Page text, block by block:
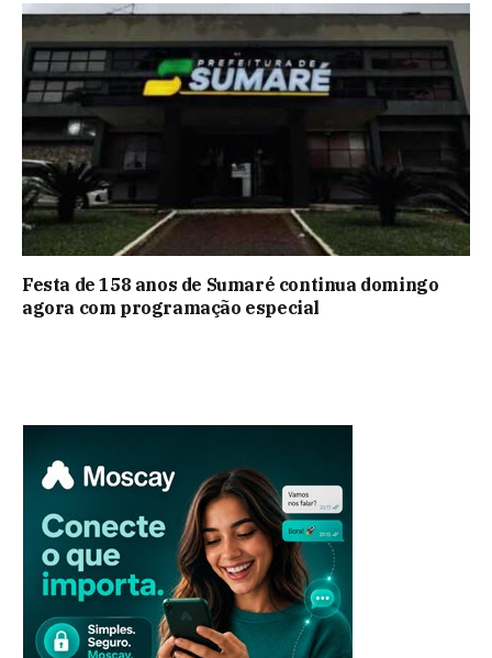
Festa de 158 anos de Sumaré continua domingo
agora com programação especial